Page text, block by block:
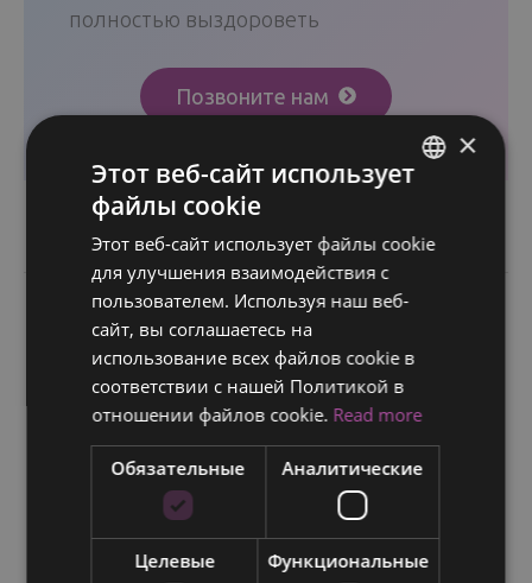
полностью выздороветь
Позвоните нам
Предыдущая Запись Следующая Запись
Похожие сообщения
FINNISH
RUSSIAN
SWEDISH
×
Этот веб-сайт использует
файлы cookie
Этот веб-сайт использует файлы cookie
для улучшения взаимодействия с
пользователем. Используя наш веб-
сайт, вы соглашаетесь на
использование всех файлов cookie в
соответствии с нашей Политикой в ​​
отношении файлов cookie. Read more
Обязательные Аналитические
Целевые Функциональные